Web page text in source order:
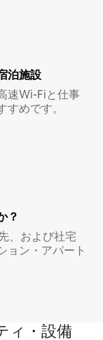
泊⁠施⁠設
速Wi-Fiと仕事
めです。
？
、および社宅
ョン・アパート
ィ・設備